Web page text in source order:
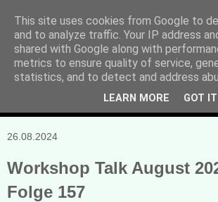
Manuela Sonntag
Bücher, Blogs & mehr
26.08.2024
Workshop Talk August
Folge 157
This site uses cookies from Google to
and to analyze traffic. Your IP address
shared with Google along with
metrics to ensure quality of service,
statistics, and to detect and address
LEARN MORE GOT IT